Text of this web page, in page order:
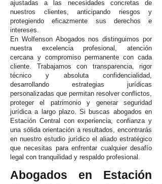
ajustadas a las necesidades concretas de
nuestros clientes, anticipando riesgos y
protegiendo eficazmente sus derechos e
intereses.
En Wolfenson Abogados nos distinguimos por
nuestra excelencia profesional, atención
cercana y compromiso permanente con cada
cliente. Trabajamos con transparencia, rigor
técnico y absoluta confidencialidad,
desarrollando estrategias jurídicas
personalizadas que permitan resolver conflictos,
proteger el patrimonio y generar seguridad
jurídica a largo plazo. Si buscas abogados en
Estación Central con experiencia, confianza y
una sólida orientación a resultados, encontrarás
en nuestro estudio jurídico el aliado estratégico
que necesitas para enfrentar cualquier desafío
legal con tranquilidad y respaldo profesional.
Abogados en Estación